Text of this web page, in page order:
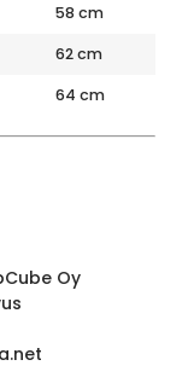
58 cm
62 cm
64 cm
Oy